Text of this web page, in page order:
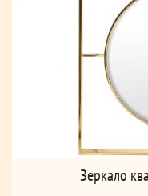
Зеркало